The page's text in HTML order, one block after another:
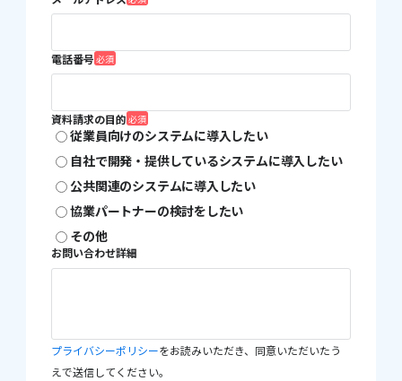
電話番号
資料請求の目的
従業員向けのシステムに導入したい
自社で開発・提供しているシステムに導入したい
公共関連のシステムに導入したい
協業パートナーの検討をしたい
その他
お問い合わせ詳細
プライバシーポリシーをお読みいただき、同意いただいたう
えで送信してください。